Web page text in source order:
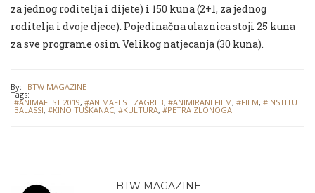
za jednog roditelja i dijete) i 150 kuna (2+1, za jednog
roditelja i dvoje djece). Pojedinačna ulaznica stoji 25 kuna
za sve programe osim Velikog natjecanja (30 kuna).
By: BTW MAGAZINE
Tags:
#ANIMAFEST 2019, #ANIMAFEST ZAGREB, #ANIMIRANI FILM, #FILM, #INSTITUT
BALASSI, #KINO TUŠKANAC, #KULTURA, #PETRA ZLONOGA
BTW MAGAZINE